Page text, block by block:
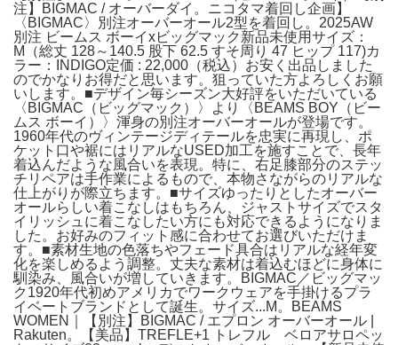
注】BIGMAC / オーバーダイ。ニコタマ着回し企画】
〈BIGMAC〉別注オーバーオール2型を着回し。2025AW
別注 ビームス ボーイxビッグマック新品未使用サイズ：
M（総丈 128～140.5 股下 62.5 すそ周り 47 ヒップ 117)カ
ラー：INDIGO定価 : 22,000（税込）お安く出品しました
のでかなりお得だと思います。狙っていた方よろしくお願
いします。■デザイン毎シーズン大好評をいただいている
〈BIGMAC（ビッグマック）〉より〈BEAMS BOY（ビー
ムス ボーイ）〉渾身の別注オーバーオールが登場です。
1960年代のヴィンテージディテールを忠実に再現し、ポ
ケット口や裾にはリアルなUSED加工を施すことで、長年
着込んだような風合いを表現。特に、右足膝部分のステッ
チリペアは手作業によるもので、本物さながらのリアルな
仕上がりが際立ちます。■サイズゆったりとしたオーバー
オールらしい着こなしはもちろん、ジャストサイズでスタ
イリッシュに着こなしたい方にも対応できるようになりま
した。お好みのフィット感に合わせてお選びいただけま
す。■素材生地の色落ちやフェード具合はリアルな経年変
化を楽しめるよう調整。丈夫な素材は着込むほどに身体に
馴染み、風合いが増していきます。BIGMAC／ビッグマッ
ク1920年代初めアメリカでワークウェアを手掛けるプラ
イベートブランドとして誕生。サイズ...M。BEAMS
WOMEN｜【別注】BIGMAC / エプロン オーバーオール |
Rakuten。【美品】TREFLE+1 トレフル ベロアサロペッ